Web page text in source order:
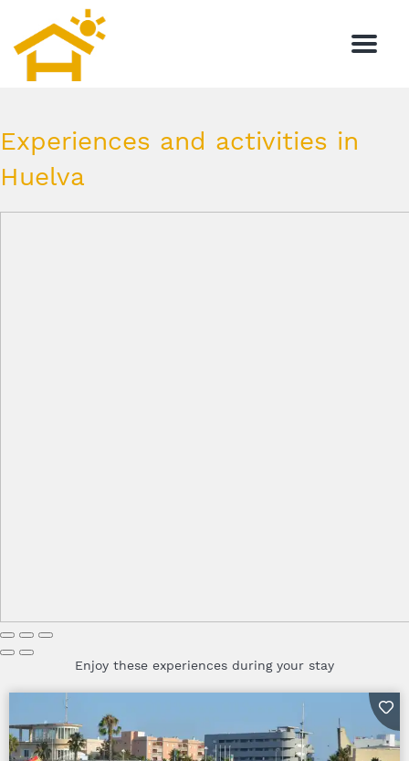
Menu
Experiences and activities in
Huelva
Enjoy these experiences during your stay